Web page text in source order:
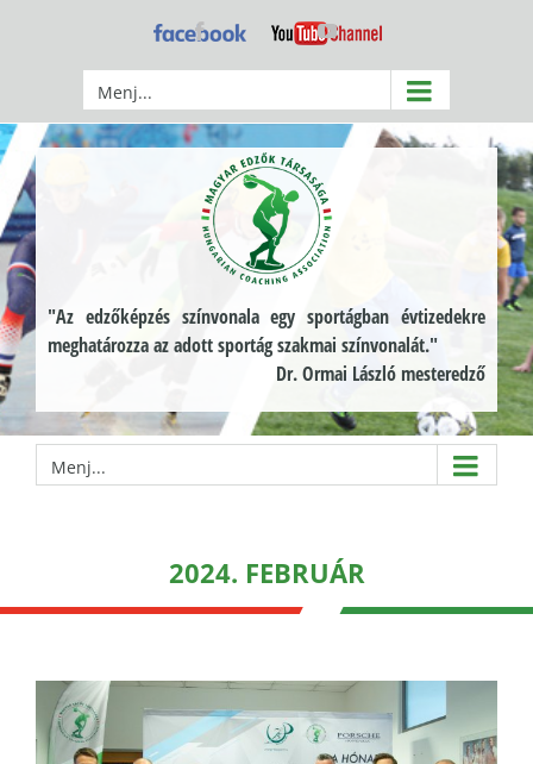
Facebook YouTube
Menj...
"Az edzőképzés színvonala egy sportágban évtizedekre
meghatározza az adott sportág szakmai színvonalát."
Dr. Ormai László mesteredző
Menj...
2024. FEBRUÁR